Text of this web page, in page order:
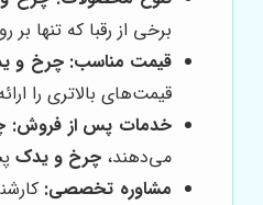
برخی از رقبا که تنها
قیمت مناسب: چرخ و
قیمت‌های بالاتری را
خدمات پس از فروش:
می‌دهند، چرخ و یدک
مشاوره تخصصی: